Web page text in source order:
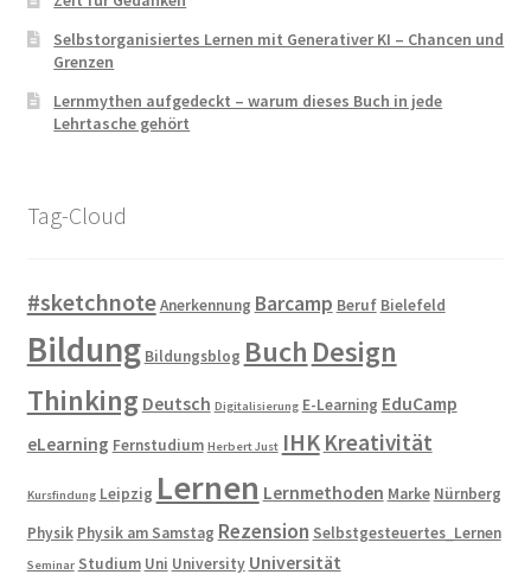
Selbstorganisiertes Lernen mit Generativer KI – Chancen und
Grenzen
Lernmythen aufgedeckt – warum dieses Buch in jede
Lehrtasche gehört
Tag-Cloud
#sketchnoteAnerkennung Barcamp Beruf Bielefeld
Bildung Bildungsblog Buch Design
Thinking Deutsch Digitalisierung E-Learning EduCamp
eLearning Fernstudium Herbert Just IHK Kreativität
Kursfindung Leipzig Lernen Lernmethoden Marke Nürnberg
Physik Physik am Samstag Rezension Selbstgesteuertes_Lernen
Seminar Studium Uni University Universität